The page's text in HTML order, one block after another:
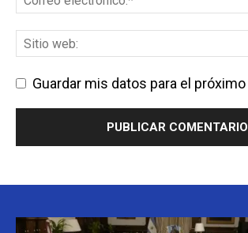
Guardar mis datos para el